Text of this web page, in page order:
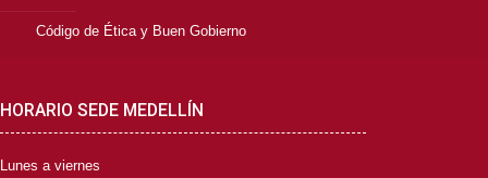
Código de Ética y Buen Gobierno
HORARIO SEDE MEDELLÍN
Lunes a viernes